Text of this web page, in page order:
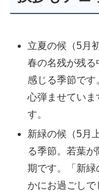
立夏の候（5月
春の名残が残
感じる季節です
心弾ませていま
す。
新緑の候（5月
る季節。若葉
期です。「新
かにお過ごしで